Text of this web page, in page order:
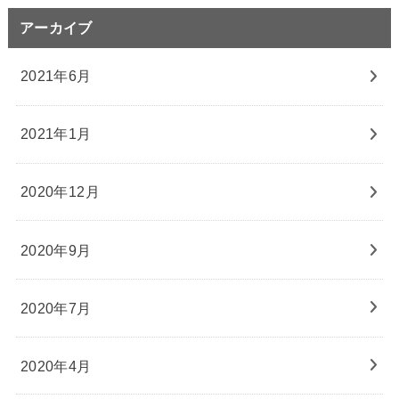
アーカイブ
2021年6月
2021年1月
2020年12月
2020年9月
2020年7月
2020年4月